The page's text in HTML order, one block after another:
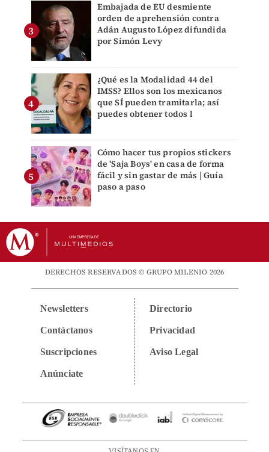
Embajada de EU desmiente
orden de aprehensión contra
Adán Augusto López difundida
por Simón Levy
¿Qué es la Modalidad 44 del
IMSS? Ellos son los mexicanos
que SÍ pueden tramitarla; así
puedes obtener todos l
Cómo hacer tus propios stickers
de 'Saja Boys' en casa de forma
fácil y sin gastar de más | Guía
paso a paso
DERECHOS RESERVADOS © GRUPO MILENIO 2026
Newsletters
Contáctanos
Suscripciones
Anúnciate
Directorio
Privacidad
Aviso Legal